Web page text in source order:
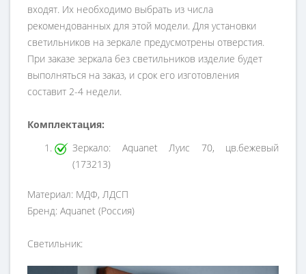
входят. Их необходимо выбрать из числа
рекомендованных для этой модели. Для установки
светильников на зеркале предусмотрены отверстия.
При заказе зеркала без светильников изделие будет
выполняться на заказ, и срок его изготовления
составит 2-4 недели.
Комплектация:
Зеркало: Aquanet Луис 70, цв.бежевый
(173213)
Материал: МДФ, ЛДСП
Бренд: Aquanet (Россия)
Светильник: